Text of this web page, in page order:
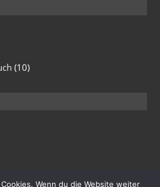
(10)
Wenn du die Website weiter